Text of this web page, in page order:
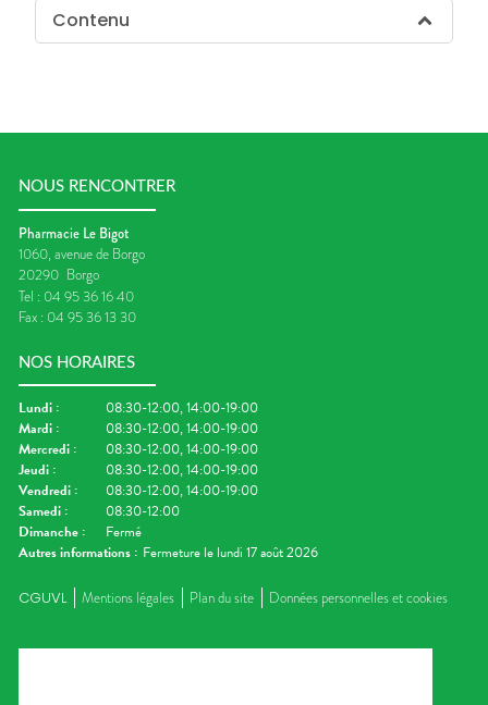
Contenu
NOUS RENCONTRER
Pharmacie Le Bigot
1060, avenue de Borgo
20290 Borgo
Tel : 04 95 36 16 40
Fax : 04 95 36 13 30
NOS HORAIRES
Lundi :
08:30-12:00, 14:00-19:00
Mardi :
08:30-12:00, 14:00-19:00
Mercredi :
08:30-12:00, 14:00-19:00
Jeudi :
08:30-12:00, 14:00-19:00
Vendredi :
08:30-12:00, 14:00-19:00
Samedi :
08:30-12:00
Dimanche :
Fermé
Autres informations : Fermeture le lundi 17 août 2026
CGUVL Mentions légales Plan du site Données personnelles et cookies